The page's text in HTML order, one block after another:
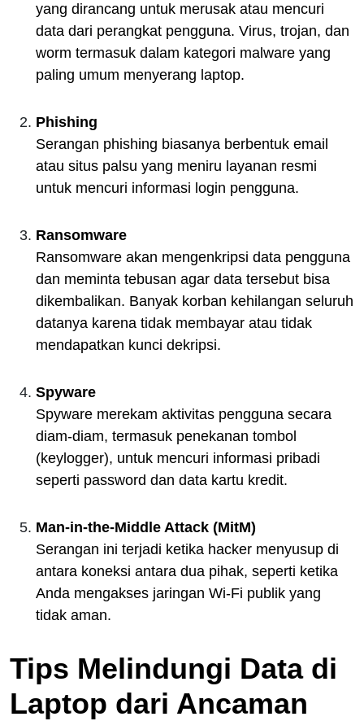
yang dirancang untuk merusak atau mencuri
data dari perangkat pengguna. Virus, trojan, dan
worm termasuk dalam kategori malware yang
paling umum menyerang laptop.
Phishing
Serangan phishing biasanya berbentuk email
atau situs palsu yang meniru layanan resmi
untuk mencuri informasi login pengguna.
Ransomware
Ransomware akan mengenkripsi data pengguna
dan meminta tebusan agar data tersebut bisa
dikembalikan. Banyak korban kehilangan seluruh
datanya karena tidak membayar atau tidak
mendapatkan kunci dekripsi.
Spyware
Spyware merekam aktivitas pengguna secara
diam-diam, termasuk penekanan tombol
(keylogger), untuk mencuri informasi pribadi
seperti password dan data kartu kredit.
Man-in-the-Middle Attack (MitM)
Serangan ini terjadi ketika hacker menyusup di
antara koneksi antara dua pihak, seperti ketika
Anda mengakses jaringan Wi-Fi publik yang
tidak aman.
Tips Melindungi Data di
Laptop dari Ancaman